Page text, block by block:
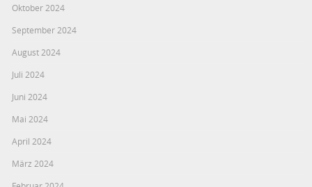
Oktober 2024
September 2024
August 2024
Juli 2024
Juni 2024
Mai 2024
April 2024
März 2024